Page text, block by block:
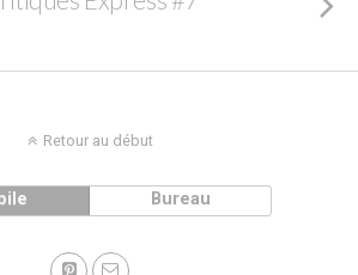
Retour au début
Bureau